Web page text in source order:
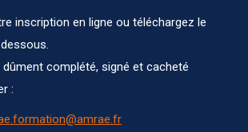
inscription en ligne ou téléchargez le
complété, signé et cacheté
: